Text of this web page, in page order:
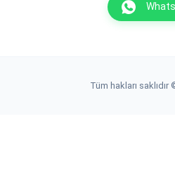
Tüm hakları